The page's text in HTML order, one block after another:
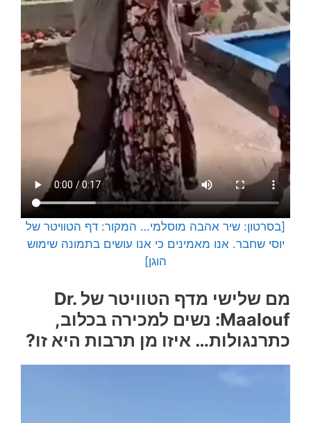
[בסרטון: שיר אהבה מוסלמי… המקור: דף הטוויטר של
יוסי שחבר. אנו מאמינים כי אנו עושים בתמונה שימוש
הוגן]
מם שלישי מדף הטוויטר של Dr.
Maalouf: נשים למכירה בכלוב,
כתרנגולות… איזו מן תרבות היא זו?